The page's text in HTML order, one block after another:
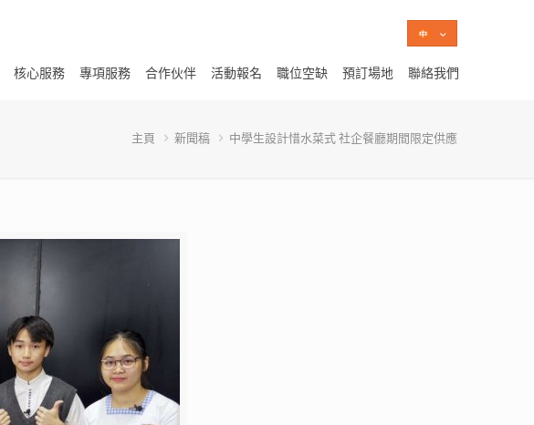
核心服務 專項服務 合作伙伴 活動報名 職位空缺 預訂場地 聯絡我們
主頁 新聞稿 中學生設計惜水菜式 社企餐廳期間限定供應